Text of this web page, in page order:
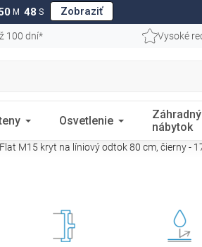
M 47 S Zobraziť
100 dní* Vysoké
Osvetlenie
Záhradný
nábytok
M15 kryt na líniový odtok 80 cm, čierny -